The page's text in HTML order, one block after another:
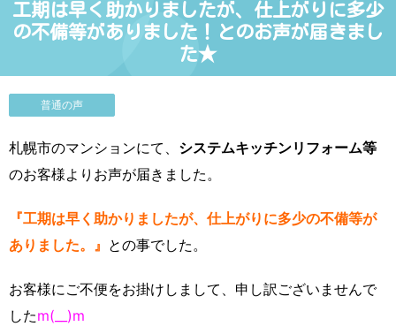
シ
ョ
ン
タ
工期は早く助かりましたが、仕上がりに多少
の不備等がありました！とのお声が届きまし
た★
普通の声
札幌市のマンションにて、 システムキッチンリフォーム等
のお客様よりお声が届きました。
『工期は早く助かりましたが、仕上がりに多少の不備等が
ありました。』 との事でした。
お客様にご不便をお掛けしまして、申し訳ございませんで
したm(__)m